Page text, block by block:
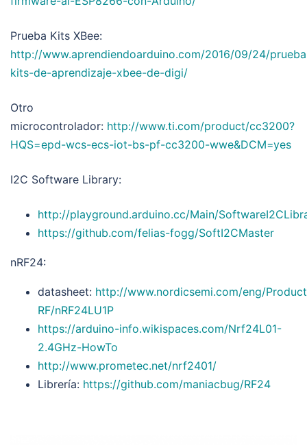
Prueba Kits XBee:
http://www.aprendiendoarduino.com/2016/09/24/
kits-de-aprendizaje-xbee-de-digi/
Otro
microcontrolador: http://www.ti.com/product/cc3200?
HQS=epd-wcs-ecs-iot-bs-pf-cc3200-wwe&DCM=yes
I2C Software Library:
http://playground.arduino.cc/Main/
https://github.com/felias-fogg/SoftI2CMaster
nRF24:
datasheet: http://www.nordicsemi.com/eng/
RF/nRF24LU1P
https://arduino-info.wikispaces.com/Nrf24L01-
2.4GHz-HowTo
http://www.prometec.net/nrf2401/
Librería: https://github.com/maniacbug/RF24